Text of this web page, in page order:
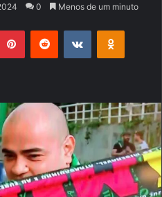
0 Menos de um minuto
PinterestReddit VK OK